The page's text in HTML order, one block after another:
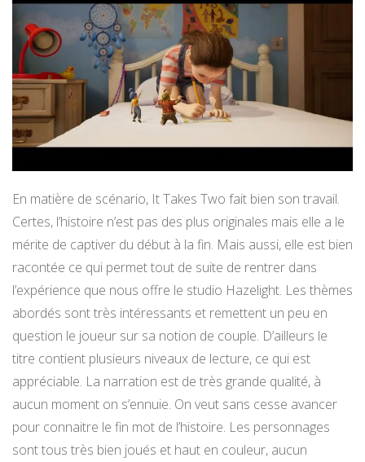
En matière de scénario, It Takes Two fait bien son travail.
Certes, l’histoire n’est pas des plus originales mais elle a le
mérite de captiver du début à la fin. Mais aussi, elle est bien
racontée ce qui permet tout de suite de rentrer dans
l’expérience que nous offre le studio Hazelight. Les thèmes
abordés sont très intéressants et remettent un peu en
question le joueur sur sa notion de couple. D’ailleurs le
titre contient plusieurs niveaux de lecture, ce qui est
appréciable. La narration est de très grande qualité, à
aucun moment on s’ennuie. On veut sans cesse avancer
pour connaitre le fin mot de l’histoire. Les personnages
sont tous très bien joués et haut en couleur, aucun